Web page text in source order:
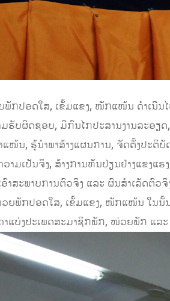
ກປອດໃສ, ເຂັ້ມແຂງ, ໜັກແໜ້ນ ດໍາເນີນ
ຮັບຜິດຊອບ, ມີກົນໄກປະສານງານລະອ
ນ, ຮູ້ນໍາພາສ້າງແຜນການ, ຈັດຕັ້ງປະຕິ
ເປັນຈິງ, ສ້າງການຫັນປ່ຽນຢ່າງແຂງແ
າສະພາບການຕົວຈິງ ແລະ ຜົນສໍາເລັດຕົ
ວຍພັກປອດໃສ, ເຂັ້ມແຂງ, ໜັກແໜ້ນ ໃນ
ແບ່ງປະເພດສະມາຊິກພັກ, ໜ່ວຍພັກ ແ